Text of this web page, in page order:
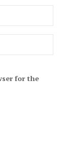
for the